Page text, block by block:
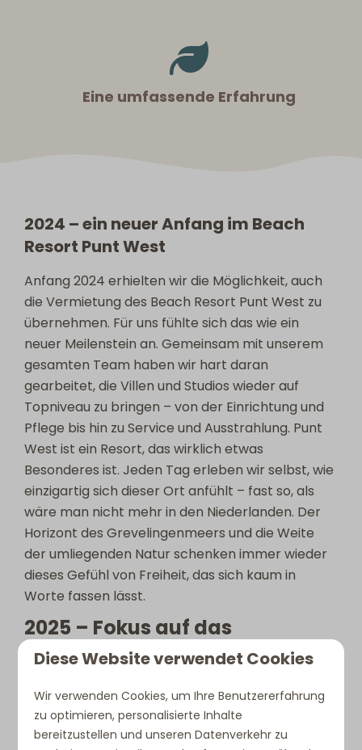
Eine umfassende Erfahrung
2024 – ein neuer Anfang im Beach
Resort Punt West
Anfang 2024 erhielten wir die Möglichkeit, auch
die Vermietung des Beach Resort Punt West zu
übernehmen. Für uns fühlte sich das wie ein
neuer Meilenstein an. Gemeinsam mit unserem
gesamten Team haben wir hart daran
gearbeitet, die Villen und Studios wieder auf
Topniveau zu bringen – von der Einrichtung und
Pflege bis hin zu Service und Ausstrahlung. Punt
West ist ein Resort, das wirklich etwas
Besonderes ist. Jeden Tag erleben wir selbst, wie
einzigartig sich dieser Ort anfühlt – fast so, als
wäre man nicht mehr in den Niederlanden. Der
Horizont des Grevelingenmeers und die Weite
der umliegenden Natur schenken immer wieder
dieses Gefühl von Freiheit, das sich kaum in
Worte fassen lässt.
2025 – Fokus auf das
Gästeerlebnis
hatten, richteten wir unseren Fokus 2025
bewusst auf das Erlebnis unserer Gäste. Wir
wollten mehr bieten als nur eine Unterkunft – wir
Diese Website verwendet Cookies
Wir verwenden Cookies, um Ihre Benutzererfahrung
zu optimieren, personalisierte Inhalte
bereitzustellen und unseren Datenverkehr zu